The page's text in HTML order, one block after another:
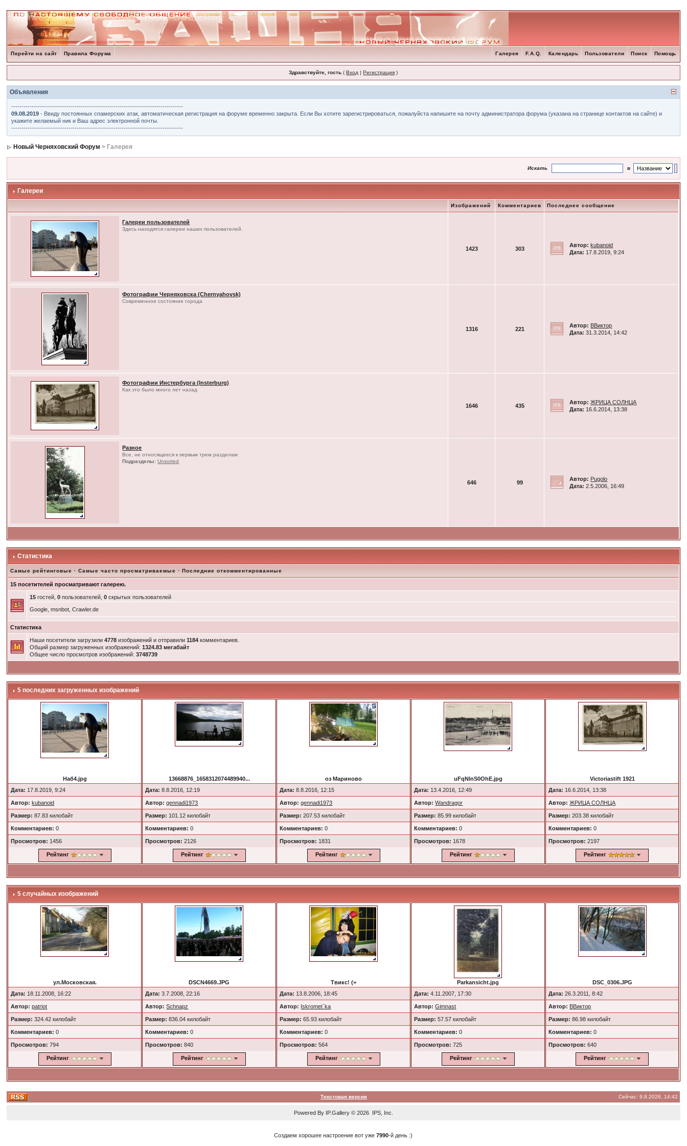
Перейти на сайт Правила Форума Помощь
Поиск
Пользователи
Календарь
F.A.Q.
Галерея
Здравствуйте, гость (Вход |Регистрация )
Объявления
------------------------------------------------------------------------------------
09.08.2019 - Ввиду постоянных спамерских атак, автоматическая регистрация на форуме временно закрыта. Если Вы хотите зарегистрироваться, пожалуйста напишите на почту администратора форума (указана на странице контактов на сайте) и
укажите желаемый ник и Ваш адрес электронной почты.
------------------------------------------------------------------------------------
Новый Черняховский Форум > Галерея
Искать в
Галереи
Изображений Комментариев Последнее сообщение
Галереи пользователей
Здесь находятся галереи наших пользователей.
1423 303
Автор: kubanoid
Дата: 17.8.2019, 9:24
Фотографии Черняховска (Chernyahovsk)
Современное состояние города
1316 221
Автор: ВВиктор
Дата: 31.3.2014, 14:42
Фотографии Инстербурга (Insterburg)
Как это было много лет назад
1646 435
Автор: ЖРИЦА СОЛНЦА
Дата: 16.6.2014, 13:38
Разное
Все, не относящееся к первым трем разделам
Подразделы: Unsorted
646 99
Автор: Pugolo
Дата: 2.5.2006, 16:49
Статистика
Самые рейтинговые ·Самые часто просматриваемые ·Последние откомментированные
15 посетителей просматривают галерею.
15 гостей,0 пользователей,0 скрытых пользователей
Google, msnbot, Crawler.de
Статистика
Наши посетители загрузили4778 изображений и отправили1184 комментариев.
Общий размер загруженных изображений:1324.83 мегабайт
Общее число просмотров изображений:3748739
5 последних загруженных изображений
Наб4.jpg
Дата: 17.8.2019, 9:24
Автор: kubanoid
Размер: 87.83 килобайт
Комментариев: 0
Просмотров: 1456
Рейтинг
13668876_1658312074489940...
Дата: 8.8.2016, 12:19
Автор: gennadi1973
Размер: 101.12 килобайт
Комментариев: 0
Просмотров:2126
Рейтинг
оз Мариново
Дата: 8.8.2016, 12:15
Автор: gennadi1973
Размер: 207.53 килобайт
Комментариев: 0
Просмотров: 1831
Рейтинг
uFqNlnS0OhE.jpg
Дата: 13.4.2016, 12:49
Автор: Wandragor
Размер: 85.99 килобайт
Комментариев: 0
Просмотров: 1678
Рейтинг
Victoriastift 1921
Дата: 16.6.2014, 13:38
Автор: ЖРИЦА СОЛНЦА
Размер: 203.38 килобайт
Комментариев: 0
Просмотров:2197
Рейтинг
5 случайных изображений
ул.Московская.
Дата: 18.11.2008, 16:22
Автор: patriot
Размер: 324.42 килобайт
Комментариев: 0
Просмотров:794
Рейтинг
DSCN4669.JPG
Дата: 3.7.2008, 22:16
Автор: Schnapz
Размер: 836.04 килобайт
Комментариев: 0
Просмотров:840
Рейтинг
Твикс! (=
Дата: 13.8.2006, 18:45
Автор: Iskromet`ka
Размер: 65.93 килобайт
Комментариев: 0
Просмотров:564
Рейтинг
Parkansicht.jpg
Дата: 4.11.2007, 17:30
Автор: Gimnast
Размер: 57.57 килобайт
Комментариев: 0
Просмотров:725
Рейтинг
DSC_0306.JPG
Дата: 26.3.2011, 8:42
Автор: ВВиктор
Размер: 86.98 килобайт
Комментариев: 0
Просмотров:640
Рейтинг
Текстовая версия Сейчас: 9.8.2026, 14:42
Powered By IP.Gallery© 2026 IPS, Inc.
Создаем хорошее настроение вот уже7990-й день :)